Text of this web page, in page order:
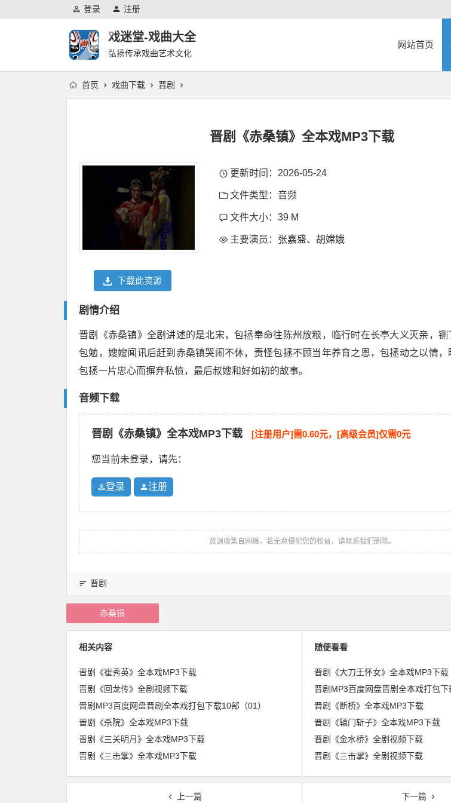
登录 注册
戏迷堂-戏曲大全
弘扬传承戏曲艺术文化
网站首页
首页 戏曲下载 晋剧
晋剧《赤桑镇》全本戏MP3下载
更新时间：2026-05-24
文件类型：音频
文件大小：39 M
主要演员：张嘉盛、胡嫦娥
下载此资源
剧情介绍
晋剧《赤桑镇》全剧讲述的是北宋，包拯奉命往陈州放粮，临行时在长亭大义灭亲，
包勉，嫂嫂闻讯后赶到赤桑镇哭闹不休，责怪包拯不顾当年养育之恩，包拯动之以情
包拯一片忠心而摒弃私愤，最后叔嫂和好如初的故事。
音频下载
晋剧《赤桑镇》全本戏MP3下载 [注册用户]需0.60元，[高级会员]仅需0元
您当前未登录，请先：
登录 注册
资源收集自网络，若无意侵犯您的权益，请联系我们删除。
晋剧
赤桑镇
相关内容
晋剧《崔秀英》全本戏MP3下载
晋剧《回龙传》全剧视频下载
晋剧MP3百度网盘晋剧全本戏打包下载10部（01）
晋剧《杀院》全本戏MP3下载
晋剧《三关明月》全本戏MP3下载
晋剧《三击掌》全本戏MP3下载
随便看看
晋剧《大刀王怀女》全本戏MP3下载
晋剧MP3百度网盘晋剧全本戏打包下
晋剧《断桥》全本戏MP3下载
晋剧《辕门斩子》全本戏MP3下载
晋剧《金水桥》全剧视频下载
晋剧《三击掌》全剧视频下载
上一篇 下一篇